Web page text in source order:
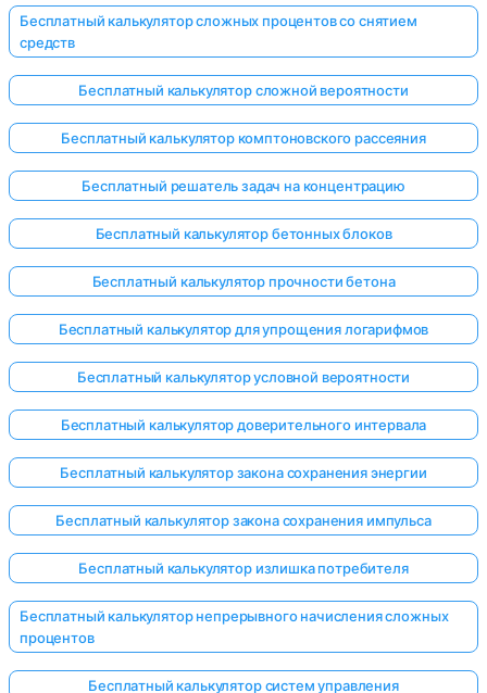
Бесплатный калькулятор сложных процентов со снятием
средств
Бесплатный калькулятор сложной вероятности
Бесплатный калькулятор комптоновского рассеяния
Бесплатный решатель задач на концентрацию
Бесплатный калькулятор бетонных блоков
Бесплатный калькулятор прочности бетона
Бесплатный калькулятор для упрощения логарифмов
Бесплатный калькулятор условной вероятности
Бесплатный калькулятор доверительного интервала
Бесплатный калькулятор закона сохранения энергии
Бесплатный калькулятор закона сохранения импульса
Бесплатный калькулятор излишка потребителя
Бесплатный калькулятор непрерывного начисления сложных
процентов
Бесплатный калькулятор систем управления